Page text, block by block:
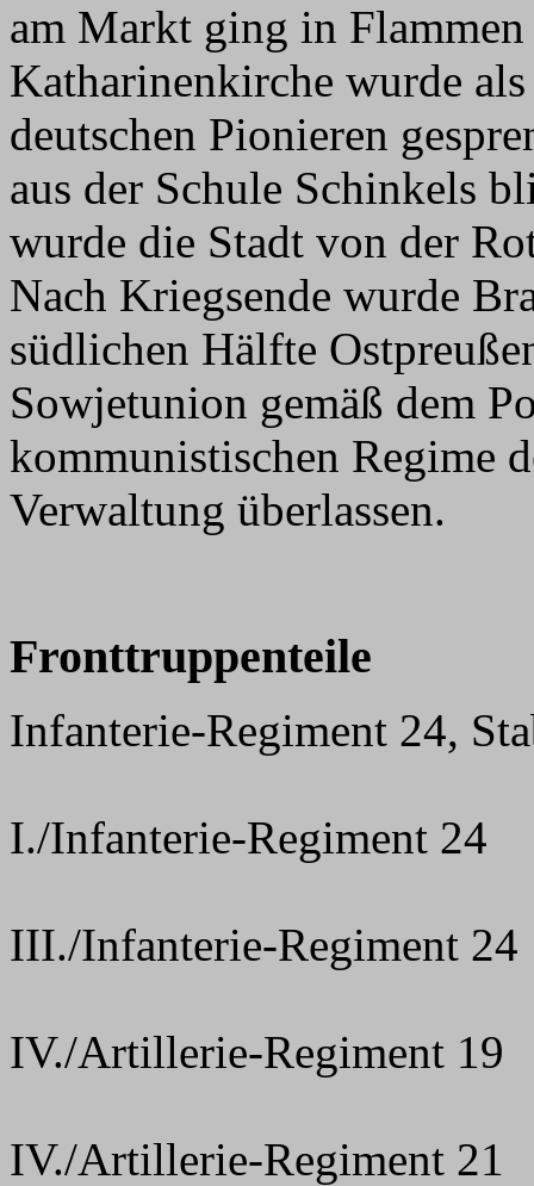
am Markt ging in
Katharinenkirche wurde
deutschen Pionieren
aus der Schule Schinkels
wurde die Stadt von der
Nach Kriegsende wurde
südlichen Hälfte
Sowjetunion gemäß dem
kommunistischen Regime
Verwaltung überlassen.
Fronttruppenteile
Infanterie-Regiment 24,
I./Infanterie-Regiment 24
III./Infanterie-Regiment 24
IV./Artillerie-Regiment 19
IV./Artillerie-Regiment 21